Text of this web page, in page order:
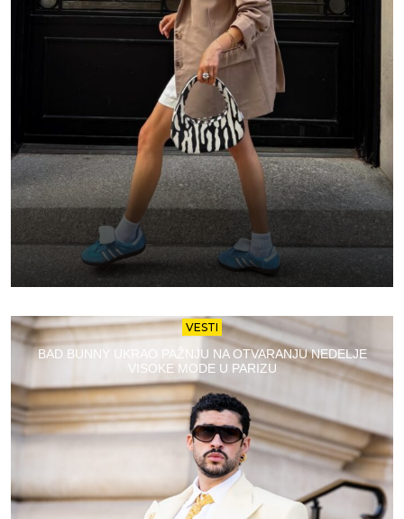
VESTI
BAD BUNNY UKRAO PAŽNJU NA OTVARANJU NEDELJE
VISOKE MODE U PARIZU